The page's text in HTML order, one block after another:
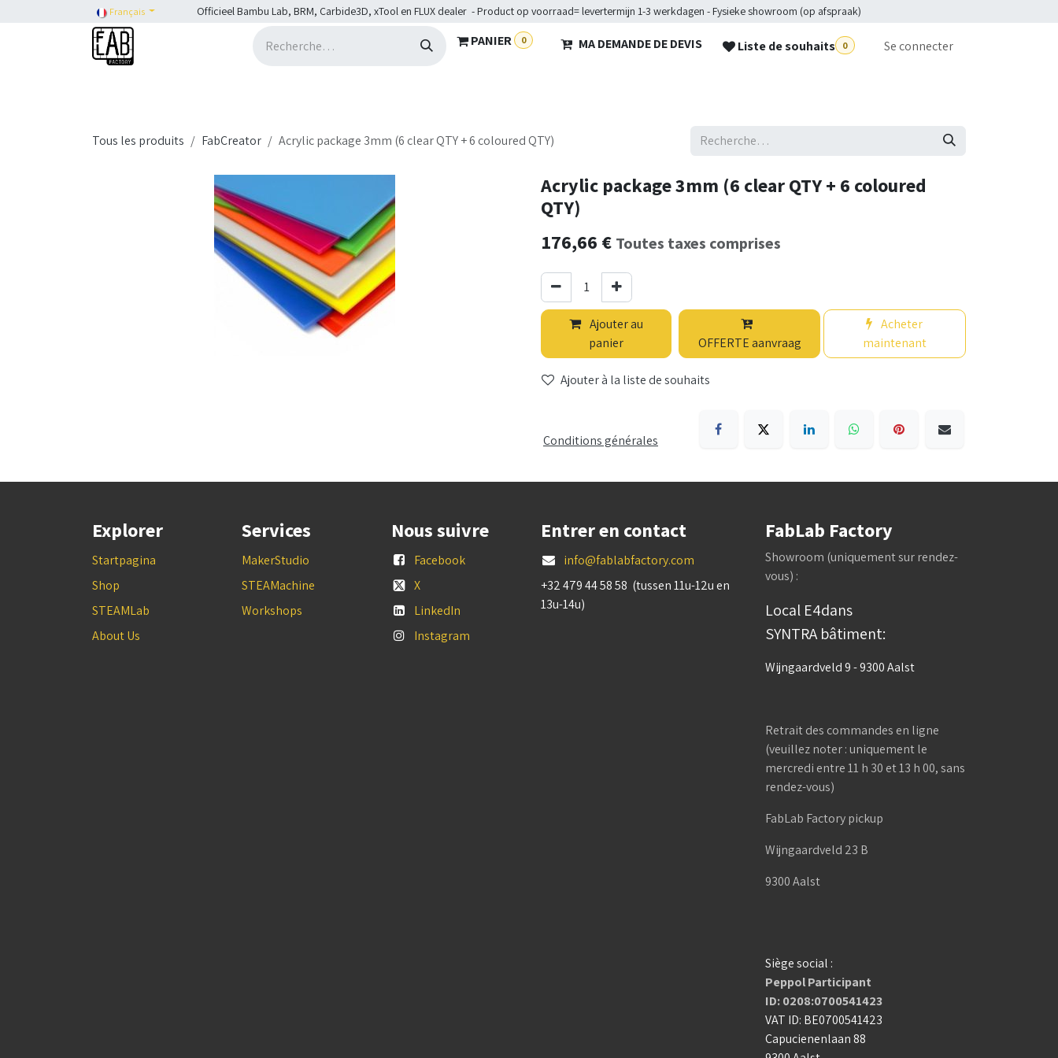
Se rendre au contenuFrançais Officieel Bambu Lab, BRM, Carbide3D, xTool en FLUX dealer - Product op voorraad= levertermijn 1-3 werkdagen - Fysieke showroom (op afspraak)
PANIER 0 MA DEMANDE DE DEVIS Liste de souhaits 0 Se connecter
Tous les produits FabCreator Acrylic package 3mm (6 clear QTY + 6 coloured QTY)
Acrylic package 3mm (6 clear QTY + 6 coloured
QTY)
176,66 € Toutes taxes comprises
Ajouter au
panier
OFFERTE aanvraag
Acheter
maintenant
Ajouter à la liste de souhaits
Conditions générales
Explorer
Startpagina
Shop
STEAMLab
About Us
Services
MakerStudio
STEAMachine
Workshops
Nous suivre
Facebook
X
LinkedIn
Instagram
Entrer en contact
info@fablabfactory.com
+32 479 44 58 58 (tussen 11u-12u en
13u-14u)
FabLab Factory
Showroom (uniquement sur rendez-
vous) :
Local E4dans
SYNTRA bâtiment:
Wijngaardveld 9 - 9300 Aalst
Retrait des commandes en ligne
(veuillez noter : uniquement le
mercredi entre 11 h 30 et 13 h 00, sans
rendez-vous)
FabLab Factory pickup
Wijngaardveld 23 B
9300 Aalst
Siège social :
Peppol Participant
ID: 0208:0700541423
VAT ID: BE0700541423
Capucienenlaan 88